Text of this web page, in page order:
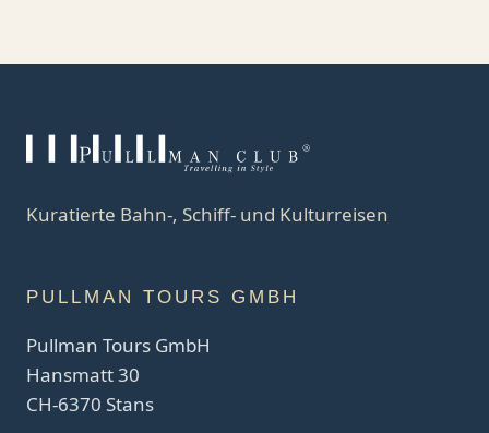
Kuratierte Bahn-, Schiff- und Kulturreisen
PULLMAN TOURS GMBH
Pullman Tours GmbH
Hansmatt 30
CH-6370 Stans